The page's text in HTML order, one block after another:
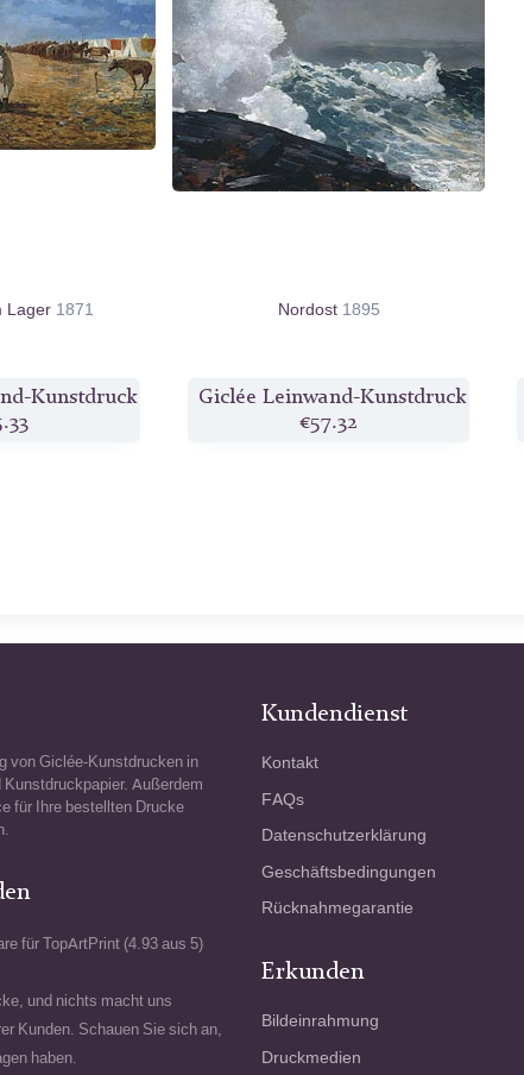
Lager 1871
Kunstdruck
Nordost 1895
Giclée Leinwand-Kunstdruck
€57.32
von Giclée-Kunstdrucken in
Außerdem
für Ihre bestellten Drucke
für TopArtPrint (4.93 aus 5)
und nichts macht uns
Kunden. Schauen Sie sich an,
haben.
Kundendienst
Kontakt
FAQs
Datenschutzerklärung
Geschäftsbedingungen
Rücknahmegarantie
Erkunden
Bildeinrahmung
Druckmedien